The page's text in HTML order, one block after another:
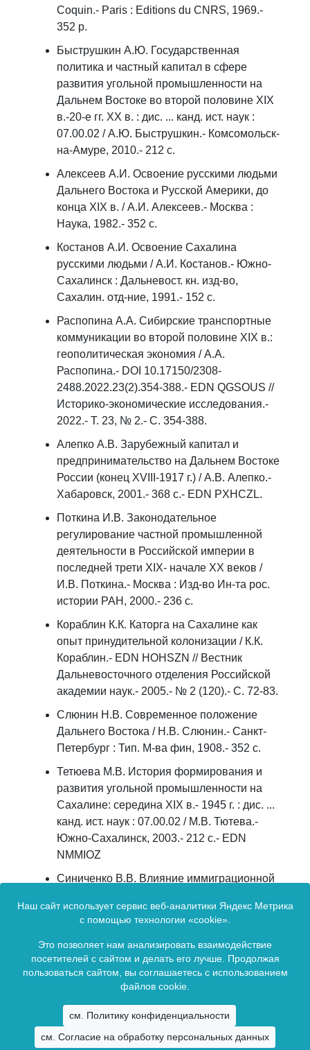
Coquin.- Paris : Editions du CNRS, 1969.-
352 p.
Быструшкин А.Ю. Государственная
политика и частный капитал в сфере
развития угольной промышленности на
Дальнем Востоке во второй половине XIX
в.-20-е гг. XX в. : дис. ... канд. ист. наук :
07.00.02 / А.Ю. Быструшкин.- Комсомольск-
на-Амуре, 2010.- 212 с.
Алексеев А.И. Освоение русскими людьми
Дальнего Востока и Русской Америки, до
конца XIX в. / А.И. Алексеев.- Москва :
Наука, 1982.- 352 с.
Костанов А.И. Освоение Сахалина
русскими людьми / А.И. Костанов.- Южно-
Сахалинск : Дальневост. кн. изд-во,
Сахалин. отд-ние, 1991.- 152 с.
Распопина А.А. Сибирские транспортные
коммуникации во второй половине XIX в.:
геополитическая экономия / А.А.
Распопина.- DOI 10.17150/2308-
2488.2022.23(2).354-388.- EDN QGSOUS //
Историко-экономические исследования.-
2022.- Т. 23, № 2.- С. 354-388.
Алепко А.В. Зарубежный капитал и
предпринимательство на Дальнем Востоке
России (конец XVIII-1917 г.) / А.В. Алепко.-
Хабаровск, 2001.- 368 с.- EDN PXHCZL.
Поткина И.В. Законодательное
регулирование частной промышленной
деятельности в Российской империи в
последней трети XIX- начале XX веков /
И.В. Поткина.- Москва : Изд-во Ин-та рос.
истории РАН, 2000.- 236 с.
Кораблин К.К. Каторга на Сахалине как
опыт принудительной колонизации / К.К.
Кораблин.- EDN HOHSZN // Вестник
Дальневосточного отделения Российской
академии наук.- 2005.- № 2 (120).- С. 72-83.
Слюнин Н.В. Современное положение
Дальнего Востока / Н.В. Слюнин.- Санкт-
Петербург : Тип. М-ва фин, 1908.- 352 с.
Тетюева М.В. История формирования и
развития угольной промышленности на
Сахалине: середина XIX в.- 1945 г. : дис. ...
канд. ист. наук : 07.00.02 / М.В. Тютева.-
Южно-Сахалинск, 2003.- 212 с.- EDN
NMMIOZ
Синиченко В.В. Влияние иммиграционной
социально-экономическое развитие
Дальнего Востока страны: 1856-1917 гг. :
дис. ... д-ра ист. наук : 07.00.02 / В.В.
Синиченко.- Иркутск, 2005.- 518 с.- EDN
NNSVCH.
Наш сайт использует сервис веб-аналитики Яндекс Метрика
с помощью технологии «cookie».
Это позволяет нам анализировать взаимодействие
посетителей с сайтом и делать его лучше. Продолжая
пользоваться сайтом, вы соглашаетесь с использованием
файлов cookie.
см. Политику конфиденциальности
см. Согласие на обработку персональных данных
Издание зарегистрировано в Федеральной службе по надзору в сфере
связи и массовых коммуникаций (Роскомнадзор).